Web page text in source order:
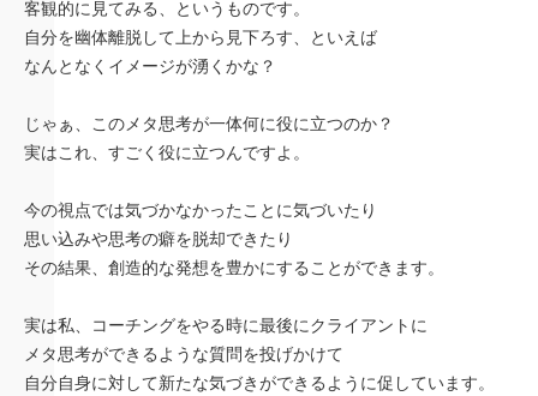
客観的に見てみる、というものです。
自分を幽体離脱して上から見下ろす、といえば
なんとなくイメージが湧くかな？
じゃぁ、このメタ思考が一体何に役に立つのか？
実はこれ、すごく役に立つんですよ。
今の視点では気づかなかったことに気づいたり
思い込みや思考の癖を脱却できたり
その結果、創造的な発想を豊かにすることができます。
実は私、コーチングをやる時に最後にクライアントに
メタ思考ができるような質問を投げかけて
自分自身に対して新たな気づきができるように促しています。